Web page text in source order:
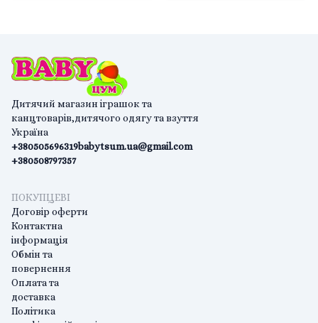
Дитячий магазин іграшок та
канцтоварів,дитячого одягу та взуття
Україна
+380505696319
+380508797357
babytsum.ua@gmail.com
ПОКУПЦЕВІ
Договір оферти
Контактна
інформація
Обмін та
повернення
Оплата та
доставка
Політика